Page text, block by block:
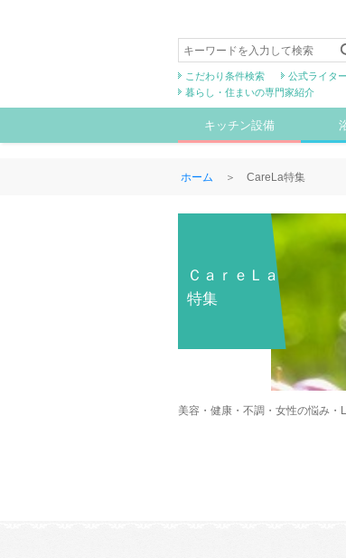
こだわり条件検索
公式ライタ
暮らし・住まいの専門家紹介
キッチン設備
ホーム ＞ CareLa特集
ＣａｒｅＬａ
特集
美容・健康・不調・女性の悩み・